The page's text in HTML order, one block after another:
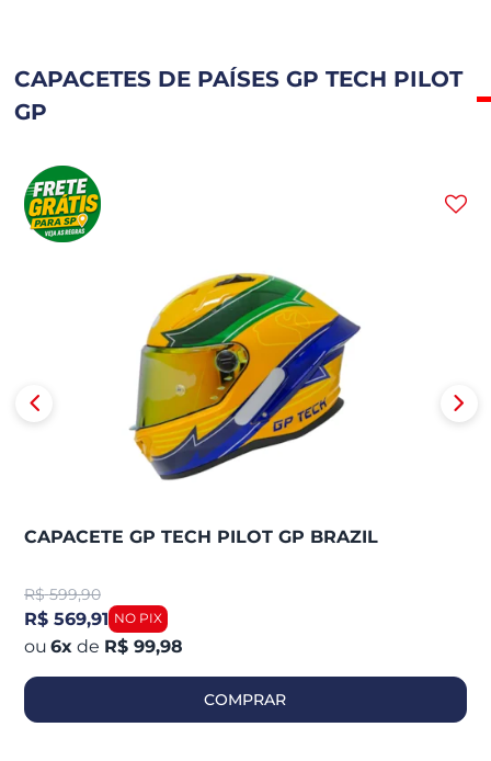
CAPACETES DE PAÍSES GP TECH PILOT
GP
CAPACETE GP TECH PILOT GP BRAZIL
R$ 599,90
R$ 569,91
6x de R$ 99,98
COMPRAR